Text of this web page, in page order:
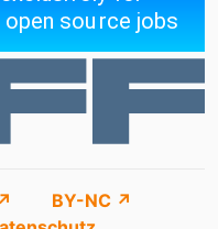
BY-NC ↗